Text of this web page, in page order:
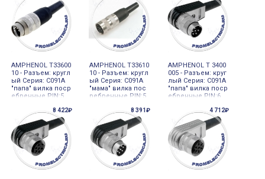
AMPHENOL T33600
10 - Разъем: кругл
ый Серия: C091A
"папа" вилка поср
ебренные PIN:5
AMPHENOL T33610
10 - Разъем: кругл
ый Серия: C091A
"мама" вилка пос
ребренные PIN:5
AMPHENOL T 3400
005 - Разъем: круг
лый Серия: C091A
"папа" вилка поср
ебренные PIN:6
8 422₽ 8 391₽ 4 712₽